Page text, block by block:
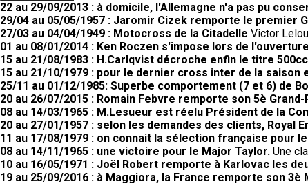
22 au 29/09/2013 : à domicile, l'Allemagne n'a pas pu
29/04 au 05/05/1957 : Jaromir Cizek remporte le premier
27/03 au 04/04/1949 : Motocross de la Citadelle Victor
01 au 08/01/2014 : Ken Roczen s'impose lors de
15 au 21/08/1983 : H.Carlqvist décroche enfin le titre
15 au 21/10/1979 : pour le dernier cross inter de la saison
25/11 au 01/12/1985: Superbe comportement (7 et 6) de
20 au 26/07/2015 : Romain Febvre remporte son 5è
08 au 14/03/1965 : M.Lesueur est réelu Président de la
20 au 27/01/1957 : selon les demandes des clients, Royal
11 au 17/08/1979 : on connait la sélection française pour
08 au 14/11/1965 : une victoire pour le Major Taylor. Une
10 au 16/05/1971 : Joël Robert remporte à Karlovac les
19 au 25/09/2016 : à Maggiora, la France remporte son